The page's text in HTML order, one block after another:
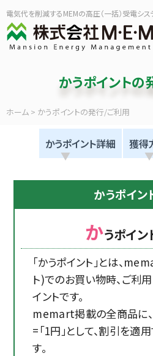
電気代を削減するMEMの高圧（一括）受電シス
かうポイントの
ホーム > かうポイントの発行/ご利用
かうポイント詳細 獲得
かうポイン
かうポイン
「かうポイント」とは、
ト)でのお買い物時、ご利
イントです。
memart掲載の全商品に、
=「1円」として、割引を適
す。